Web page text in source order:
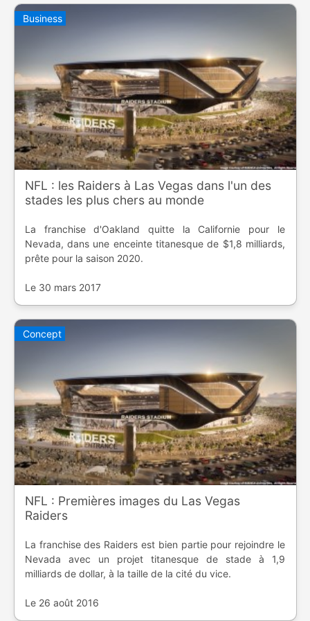
Business
NFL : les Raiders à Las Vegas dans l'un des
stades les plus chers au monde
La franchise d'Oakland quitte la Californie pour le
Nevada, dans une enceinte titanesque de $1,8 milliards,
prête pour la saison 2020.
Le 30 mars 2017
Concept
NFL : Premières images du Las Vegas
Raiders
La franchise des Raiders est bien partie pour rejoindre le
Nevada avec un projet titanesque de stade à 1,9
milliards de dollar, à la taille de la cité du vice.
Le 26 août 2016